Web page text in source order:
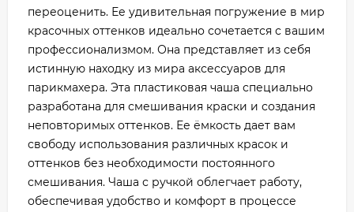
переоценить. Ее удивительная погружение в мир
красочных оттенков идеально сочетается с вашим
профессионализмом. Она представляет из себя
истинную находку из мира аксессуаров для
парикмахера. Эта пластиковая чаша специально
разработана для смешивания краски и создания
неповторимых оттенков. Ее ёмкость дает вам
свободу использования различных красок и
оттенков без необходимости постоянного
смешивания. Чаша с ручкой облегчает работу,
обеспечивая удобство и комфорт в процессе